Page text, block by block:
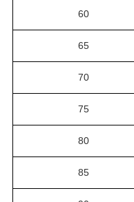
60
65
70
75
80
85